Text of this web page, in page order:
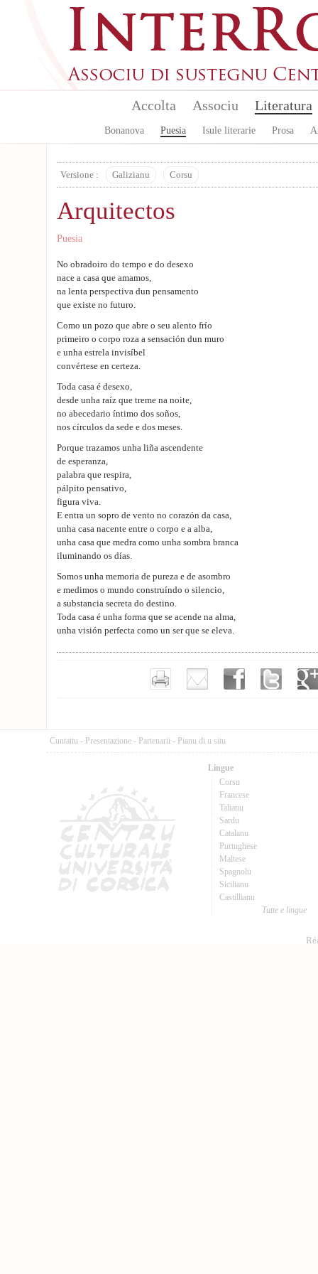
Accolta Associu Literatura
Bonanova Puesia Isule literarie Prosa
Versione : Galizianu Corsu
Arquitectos
Puesia
No obradoiro do tempo e do desexo
nace a casa que amamos,
na lenta perspectiva dun pensamento
que existe no futuro.
Como un pozo que abre o seu alento frío
primeiro o corpo roza a sensación dun muro
e unha estrela invisíbel
convértese en certeza.
Toda casa é desexo,
desde unha raíz que treme na noite,
no abecedario íntimo dos soños,
nos círculos da sede e dos meses.
Porque trazamos unha liña ascendente
de esperanza,
palabra que respira,
pálpito pensativo,
figura viva.
E entra un sopro de vento no corazón da casa,
unha casa nacente entre o corpo e a alba,
unha casa que medra como unha sombra branca
iluminando os días.
Somos unha memoria de pureza e de asombro
e medimos o mundo construíndo o silencio,
a substancia secreta do destino.
Toda casa é unha forma que se acende na alma,
unha visión perfecta como un ser que se eleva.
Cuntattu - Presentazione - Partenarii - Pianu di u situ
Lingue
Corsu
Francese
Talianu
Sardu
Catalanu
Purtughese
Maltese
Spagnolu
Sicilianu
Castillianu
Tutte e lingue